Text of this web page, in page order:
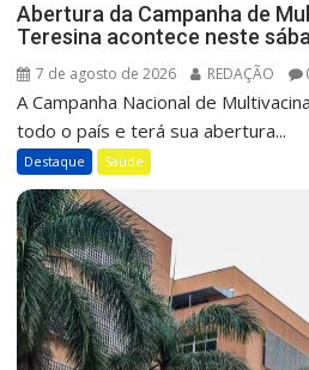
Abertura da Campanha de
Teresina acontece neste
7 de agosto de 2026 REDAÇÃO
A Campanha Nacional de
todo o país e terá sua abertura...
Destaque Saúde